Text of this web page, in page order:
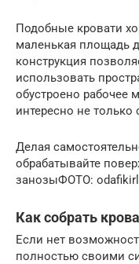
Подобные кровати
маленькая площадь
конструкция
использовать
обустроено рабочее
интересно не только
Делая
обрабатывайте
занозыФОТО:
Как собрать
Если нет
полностью своими